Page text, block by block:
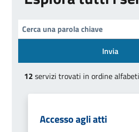
Invia
12 servizi trovati in ordine
Accesso agli atti